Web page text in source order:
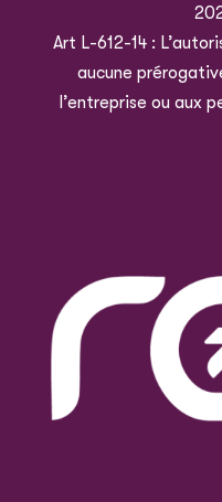
Art L-612-14 :
aucune
l’entreprise ou aux